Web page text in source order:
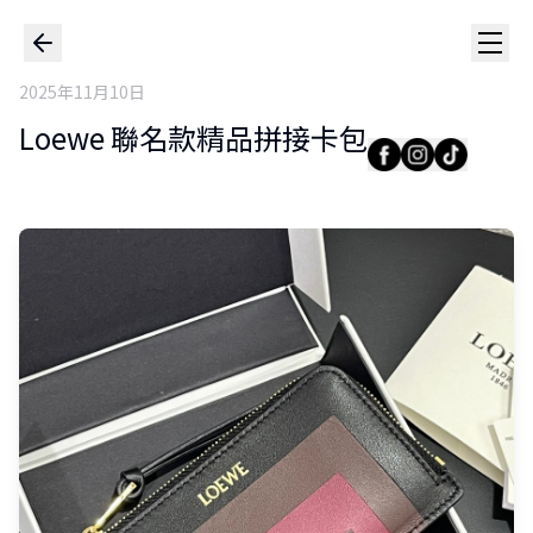
2025年11月10日
Loewe 聯名款精品拼接卡包